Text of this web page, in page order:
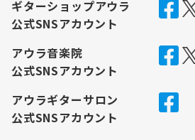
ギターショップアウラ
公式SNSアカウント
アウラ音楽院
公式SNSアカウント
アウラギターサロン
公式SNSアカウント